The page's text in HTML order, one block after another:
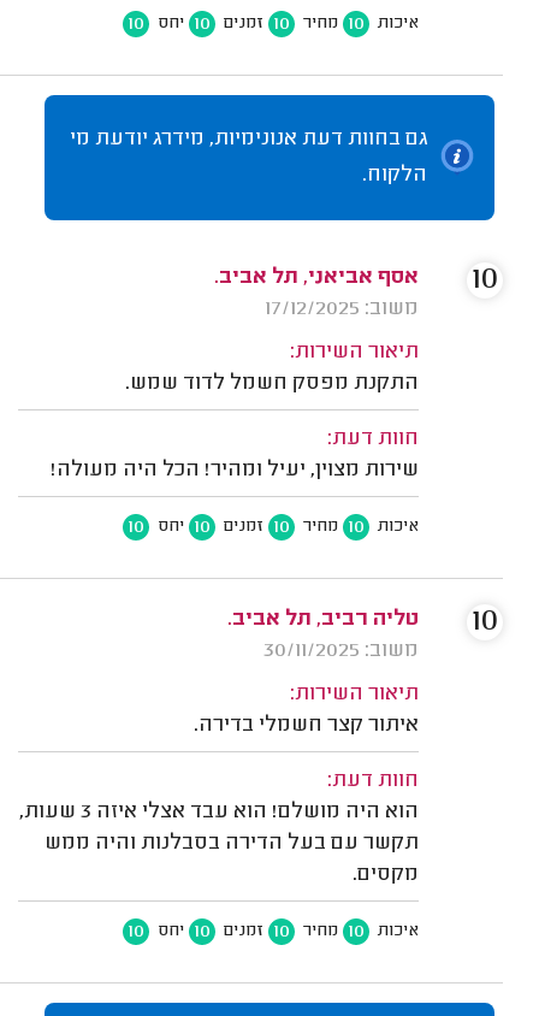
איכות 10 מחיר 10 זמנים 10 יחס 10
גם בחוות דעת אנונימיות, מידרג יודעת מי
הלקוח.
אסף אביאני, תל אביב.
משוב: 17/12/2025
תיאור השירות:
התקנת מפסק חשמל לדוד שמש.
חוות דעת:
שירות מצוין, יעיל ומהיר! הכל היה מעולה!
איכות 10 מחיר 10 זמנים 10 יחס 10
10
טליה רביב, תל אביב.
משוב: 30/11/2025
תיאור השירות:
איתור קצר חשמלי בדירה.
חוות דעת:
הוא היה מושלם! הוא עבד אצלי איזה 3 שעות,
תקשר עם בעל הדירה בסבלנות והיה ממש
מקסים.
איכות 10 מחיר 10 זמנים 10 יחס 10
10